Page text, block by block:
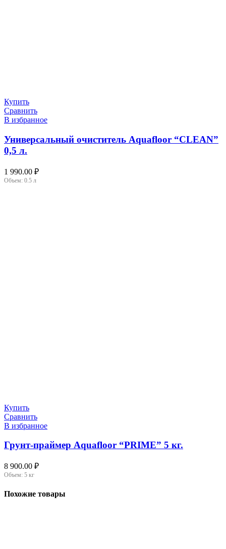
Купить
Сравнить
В избранное
Универсальный очиститель Aquafloor “CLEAN”
0,5 л.
1 990.00 ₽
Объем: 0.5 л
Купить
Сравнить
В избранное
Грунт-праймер Aquafloor “PRIME” 5 кг.
8 900.00 ₽
Объем: 5 кг
Похожие товары